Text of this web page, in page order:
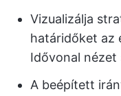
Vizualizálja
határidőket az
Idővonal nézet
A beépített